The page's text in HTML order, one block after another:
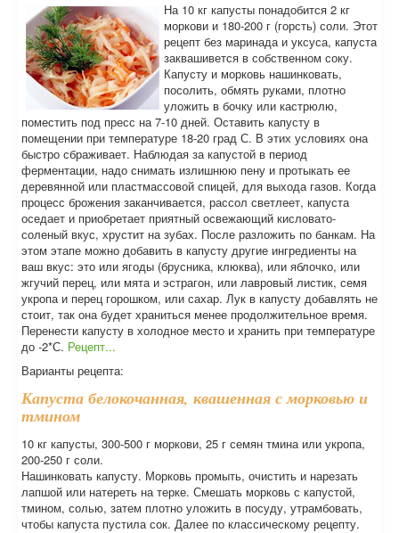
На 10 кг капусты понадобится 2 кг
моркови и 180-200 г (горсть) соли. Этот
рецепт без маринада и уксуса, капуста
заквашивется в собственном соку.
Капусту и морковь нашинковать,
посолить, обмять руками, плотно
уложить в бочку или кастрюлю,
поместить под пресс на 7-10 дней. Оставить капусту в
помещении при температуре 18-20 град С. В этих условиях она
быстро сбраживает. Наблюдая за капустой в период
ферментации, надо снимать излишнюю пену и протыкать ее
деревянной или пластмассовой спицей, для выхода газов. Когда
процесс брожения заканчивается, рассол светлеет, капуста
оседает и приобретает приятный освежающий кисловато-
соленый вкус, хрустит на зубах. После разложить по банкам. На
этом этапе можно добавить в капусту другие ингредиенты на
ваш вкус: это или ягоды (брусника, клюква), или яблочко, или
жгучий перец, или мята и эстрагон, или лавровый листик, семя
укропа и перец горошком, или сахар. Лук в капусту добавлять не
стоит, так она будет храниться менее продолжительное время.
Перенести капусту в холодное место и хранить при температуре
до -2*С. Рецепт...
Варианты рецепта:
Капуста белокочанная, квашенная с морковью и
тмином
10 кг капусты, 300-500 г моркови, 25 г семян тмина или укропа,
200-250 г соли.
Нашинковать капусту. Морковь промыть, очистить и нарезать
лапшой или натереть на терке. Смешать морковь с капустой,
тмином, солью, затем плотно уложить в посуду, утрамбовать,
чтобы капуста пустила сок. Далее по классическому рецепту.